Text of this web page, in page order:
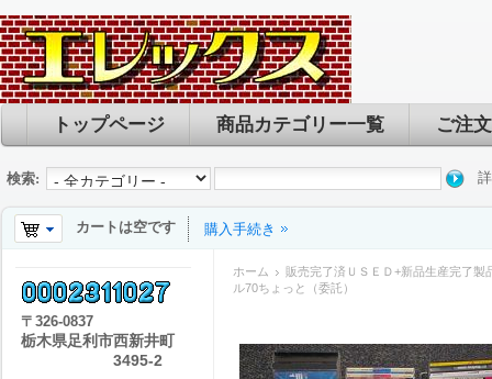
トップページ 商品カテゴリー一覧 ご注
検索:
カートは空です 購入手続き
ホーム
販売完了済ＵＳＥＤ+新品生産完了製
ル70ちょっと（委託）
〒 326-0837
栃木県足利市西新井町
3495-2